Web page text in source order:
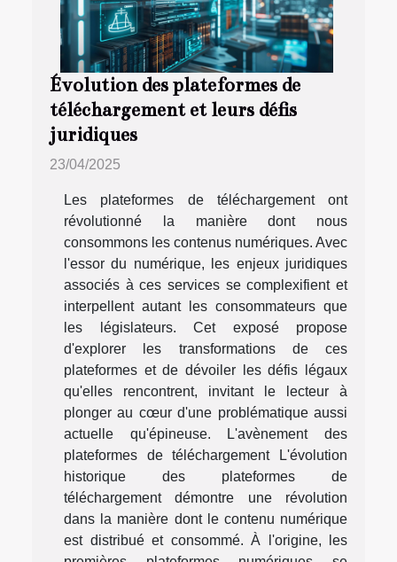
Évolution des plateformes de
téléchargement et leurs défis
juridiques
23/04/2025
Les plateformes de téléchargement ont
révolutionné la manière dont nous
consommons les contenus numériques. Avec
l'essor du numérique, les enjeux juridiques
associés à ces services se complexifient et
interpellent autant les consommateurs que
les législateurs. Cet exposé propose
d'explorer les transformations de ces
plateformes et de dévoiler les défis légaux
qu'elles rencontrent, invitant le lecteur à
plonger au cœur d'une problématique aussi
actuelle qu'épineuse. L'avènement des
plateformes de téléchargement L'évolution
historique des plateformes de
téléchargement démontre une révolution
dans la manière dont le contenu numérique
est distribué et consommé. À l'origine, les